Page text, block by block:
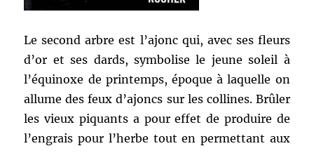
Le second arbre est l’ajonc qui, avec ses fleurs
d’or et ses dards, symbolise le jeune soleil à
l’équinoxe de printemps, époque à laquelle on
allume des feux d’ajoncs sur les collines. Brûler
les vieux piquants a pour effet de produire de
l’engrais pour l’herbe tout en permettant aux